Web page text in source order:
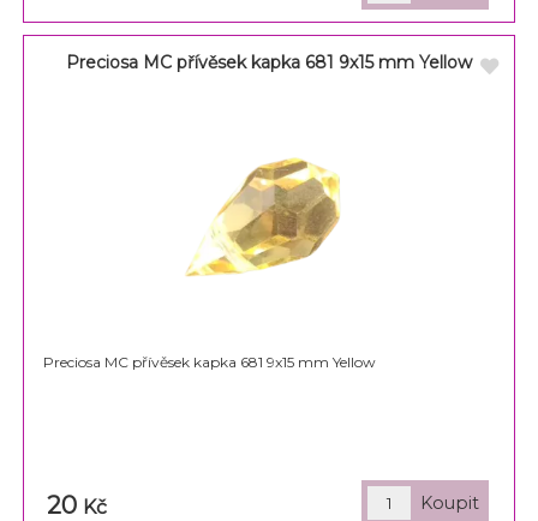
Preciosa MC přívěsek kapka 681 9x15 mm Yellow
Preciosa MC přívěsek kapka 681 9x15 mm Yellow
20 Kč